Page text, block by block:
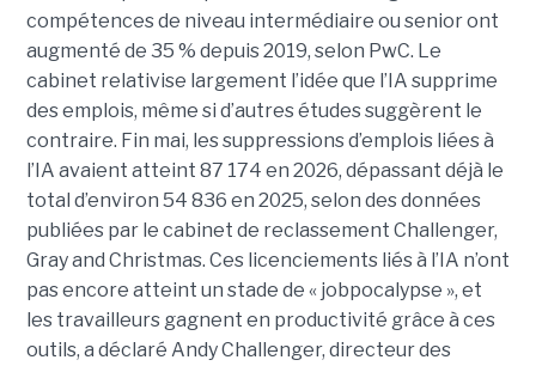
compétences de niveau intermédiaire ou senior ont
augmenté de 35 % depuis 2019, selon PwC. Le
cabinet relativise largement l’idée que l’IA supprime
des emplois, même si d’autres études suggèrent le
contraire. Fin mai, les suppressions d’emplois liées à
l’IA avaient atteint 87 174 en 2026, dépassant déjà le
total d’environ 54 836 en 2025, selon des données
publiées par le cabinet de reclassement Challenger,
Gray and Christmas. Ces licenciements liés à l’IA n’ont
pas encore atteint un stade de « jobpocalypse », et
les travailleurs gagnent en productivité grâce à ces
outils, a déclaré Andy Challenger, directeur des